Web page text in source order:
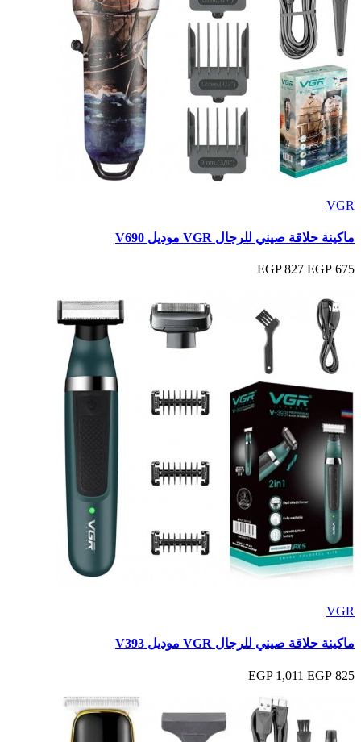
VGR
ماكينة حلاقة صيني للرجال VGR موديل V690
675 EGP
827 EGP
VGR
ماكينة حلاقة صيني للرجال VGR موديل V393
825 EGP
1,011 EGP